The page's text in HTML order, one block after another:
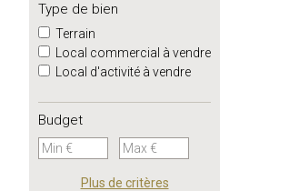
Type de bien
Terrain
Local commercial à vendre
Local d'activité à vendre
Budget
Plus de critères